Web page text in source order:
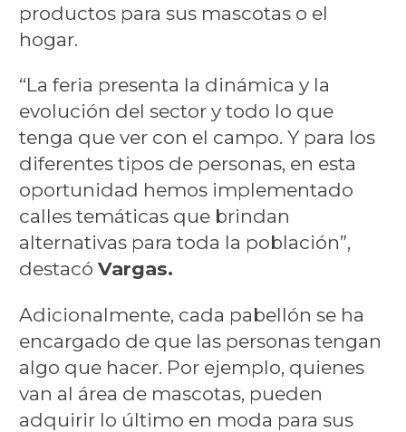
productos para sus mascotas o el
hogar.
“La feria presenta la dinámica y la
evolución del sector y todo lo que
tenga que ver con el campo. Y para los
diferentes tipos de personas, en esta
oportunidad hemos implementado
calles temáticas que brindan
alternativas para toda la población”,
destacó Vargas.
Adicionalmente, cada pabellón se ha
encargado de que las personas tengan
algo que hacer. Por ejemplo, quienes
van al área de mascotas, pueden
adquirir lo último en moda para sus